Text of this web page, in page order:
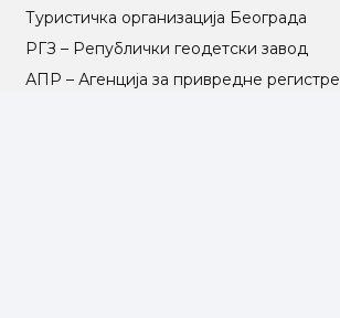
Туристичка организација Београда
РГЗ – Републички геодетски завод
АПР – Агенција за привредне регистре